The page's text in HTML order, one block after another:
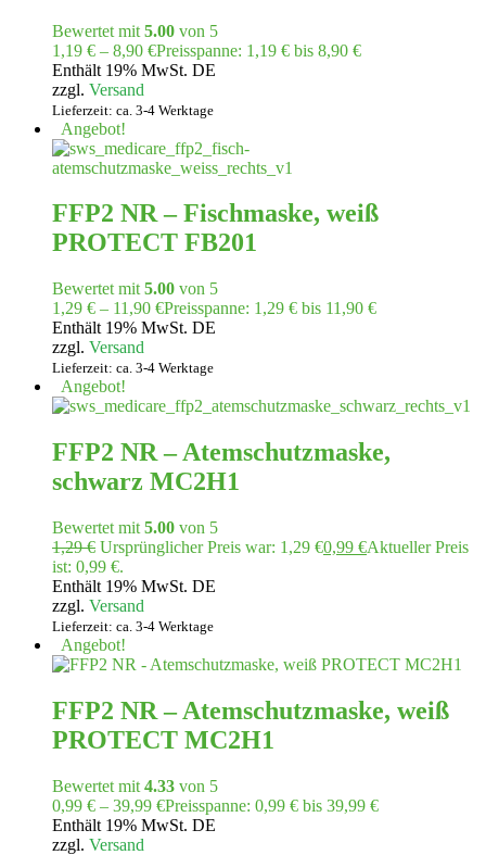
Bewertet mit 5.00 von 5
1,19 € – 8,90 €Preisspanne: 1,19 € bis 8,90 €
Enthält 19% MwSt. DE
zzgl. Versand
Lieferzeit: ca. 3-4 Werktage
Angebot!
FFP2 NR – Fischmaske, weiß
PROTECT FB201
Bewertet mit 5.00 von 5
1,29 € – 11,90 €Preisspanne: 1,29 € bis 11,90 €
Enthält 19% MwSt. DE
zzgl. Versand
Lieferzeit: ca. 3-4 Werktage
Angebot!
FFP2 NR – Atemschutzmaske,
schwarz MC2H1
Bewertet mit 5.00 von 5
1,29€ Ursprünglicher Preis war: 1,29 €0,99 €Aktueller Preis
ist: 0,99 €.
Enthält 19% MwSt. DE
zzgl. Versand
Lieferzeit: ca. 3-4 Werktage
Angebot!
FFP2 NR – Atemschutzmaske, weiß
PROTECT MC2H1
Bewertet mit 4.33 von 5
0,99 € – 39,99 €Preisspanne: 0,99 € bis 39,99 €
Enthält 19% MwSt. DE
zzgl. Versand